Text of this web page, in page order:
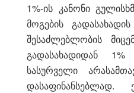
1%-ის კანონი
მოგების
შესაძლებლობის
გადასახადიდან
სასურველი